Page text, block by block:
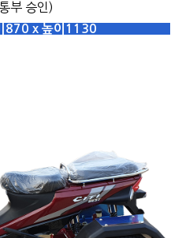
부 승인)
870 x 높이1130